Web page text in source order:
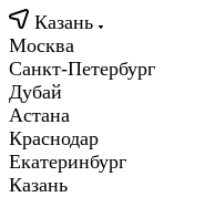
Казань
Москва
Санкт-Петербург
Дубай
Астана
Краснодар
Екатеринбург
Казань